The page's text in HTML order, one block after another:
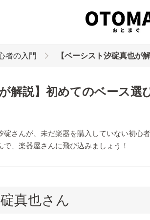
者の入門 【ベーシスト汐碇真也が
解説】初めてのベース選
さんが、未だ楽器を購入していない初心
、楽器屋さんに飛び込みましょう！
真也さん